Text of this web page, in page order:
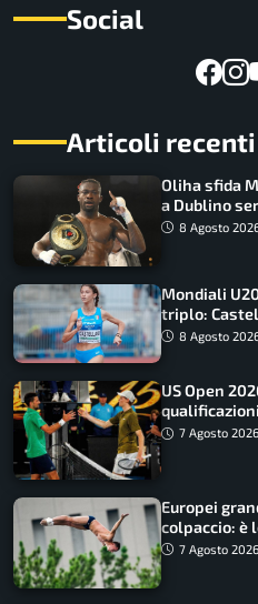
Social
Articoli recenti
Oliha sfida
a Dublino
lupo8 Agosto
Mondiali
triplo:
finale
8 Agosto
US Open
draw7 Agosto 2026
Europei
colpaccio: è
ancora in
7 Agosto 2026